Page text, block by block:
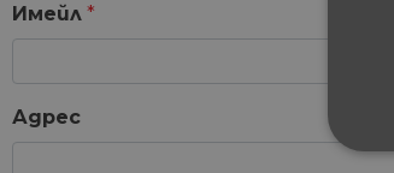
Имейл *
Адрес